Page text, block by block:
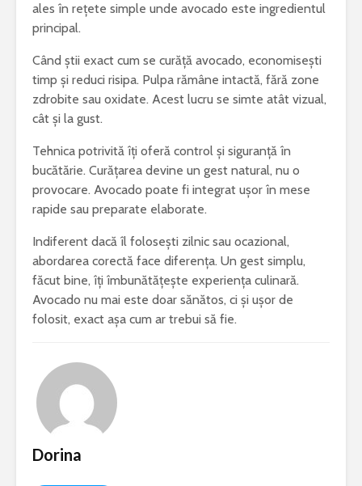
ales în rețete simple unde avocado este ingredientul
principal.
Când știi exact cum se curăță avocado, economisești
timp și reduci risipa. Pulpa rămâne intactă, fără zone
zdrobite sau oxidate. Acest lucru se simte atât vizual,
cât și la gust.
Tehnica potrivită îți oferă control și siguranță în
bucătărie. Curățarea devine un gest natural, nu o
provocare. Avocado poate fi integrat ușor în mese
rapide sau preparate elaborate.
Indiferent dacă îl folosești zilnic sau ocazional,
abordarea corectă face diferența. Un gest simplu,
făcut bine, îți îmbunătățește experiența culinară.
Avocado nu mai este doar sănătos, ci și ușor de
folosit, exact așa cum ar trebui să fie.
Dorina